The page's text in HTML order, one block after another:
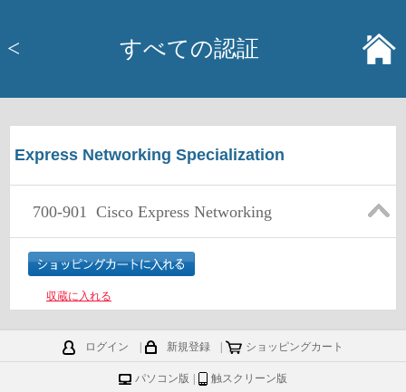
< すべての認証
Express Networking Specialization
700-901 Cisco Express Networking
収蔵に入れる
ログイン 新規登録 ショッピングカート
パソコン版 触スクリーン版